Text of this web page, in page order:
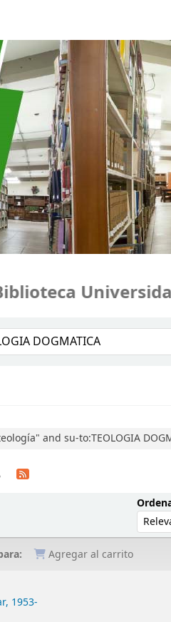
Universidad
and su-to:TEOLOGIA
Agregar al carrito
, 1953-